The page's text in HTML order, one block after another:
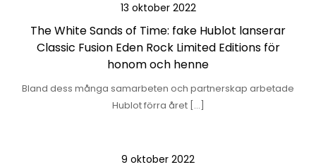
13 oktober 2022
The White Sands of Time: fake Hublot lanserar
Classic Fusion Eden Rock Limited Editions för
honom och henne
Bland dess många samarbeten och partnerskap arbetade
Hublot förra året […]
9 oktober 2022